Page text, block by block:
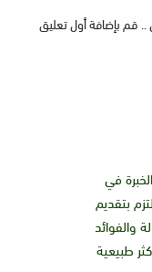
.. قم بإضافة أول تعليق
20 عاما من الخبرة في
بتقديم
والفوائد
طبيعية